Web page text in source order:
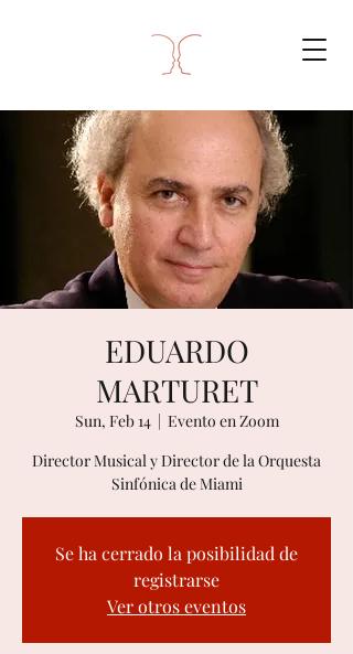
EDUARDO
MARTURET
Sun, Feb 14
  |
Evento en Zoom
Director Musical y Director de la Orquesta
Sinfónica de Miami
Se ha cerrado la posibilidad de
registrarse
Ver otros eventos